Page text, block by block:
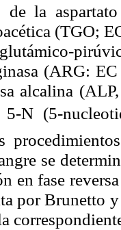
de la
(TGO;
(ARG:
alcalina
N (5-
se
en fase
por Brunetto